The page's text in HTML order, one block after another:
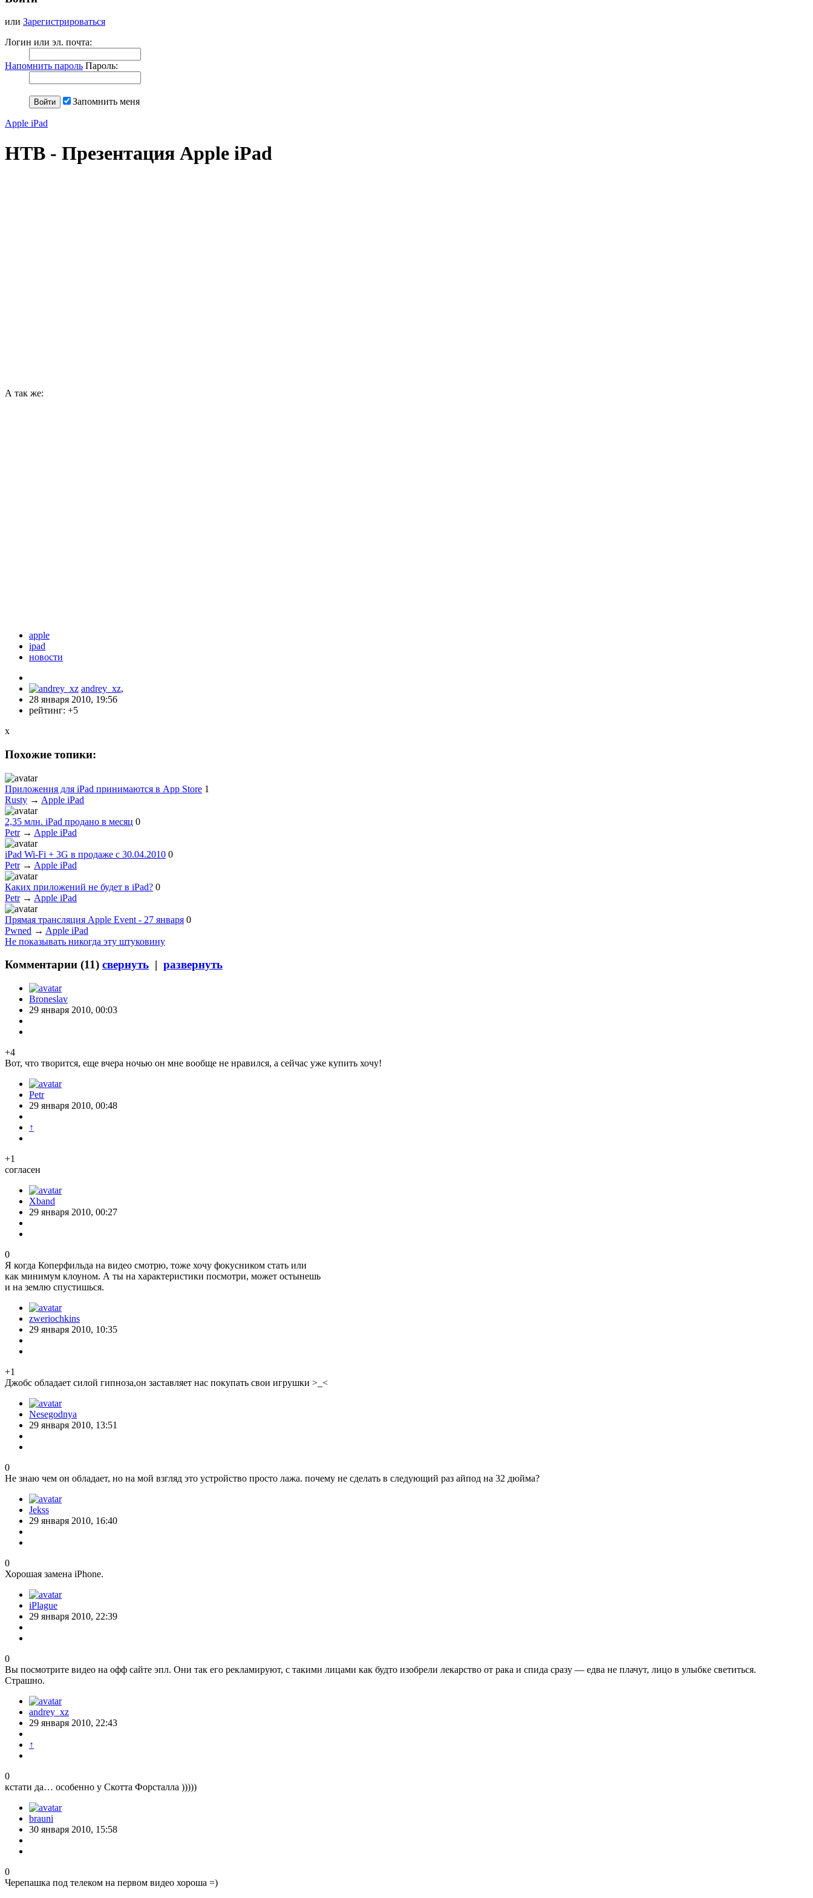
или Зарегистрироваться
Логин или эл. почта:
Напомнить пароль Пароль:
Запомнить меня
Apple iPad
НТВ - Презентация Apple iPad
А так же:
apple
ipad
новости
andrey_xz,
28 января 2010, 19:56
рейтинг: +5
x
Похожие топики:
Приложения для iPad принимаются в App Store 1
Rusty → Apple iPad
2,35 млн. iPad продано в месяц 0
Petr→ Apple iPad
iPad Wi-Fi + 3G в продаже с 30.04.2010 0
Petr→ Apple iPad
Каких приложений не будет в iPad? 0
Petr→ Apple iPad
Прямая трансляция Apple Event - 27 января 0
Pwned → Apple iPad
Не показывать никогда эту штуковину
Комментарии (11) свернуть | развернуть
Broneslav
29 января 2010, 00:03
+4
Вот, что творится, еще вчера ночью он мне вообще не нравился, а сейчас уже купить хочу!
Petr
29 января 2010, 00:48
↑
+1
согласен
Xband
29 января 2010, 00:27
0
Я когда Коперфильда на видео смотрю, тоже хочу фокусником стать или
как минимум клоуном. А ты на характеристики посмотри, может остынешь
и на землю спустишься.
zweriochkins
29 января 2010, 10:35
+1
Джобс обладает силой гипноза,он заставляет нас покупать свои игрушки >_<
Nesegodnya
29 января 2010, 13:51
0
Не знаю чем он обладает, но на мой взгляд это устройство просто лажа. почему не сделать в следующий раз айпод на 32 дюйма?
Jekss
29 января 2010, 16:40
0
Хорошая замена iPhone.
iPlague
29 января 2010, 22:39
0
Вы посмотрите видео на офф сайте эпл. Они так его рекламируют, с такими лицами как будто изобрели лекарство от рака и спида сразу — едва не плачут, лицо в улыбке светиться.
Страшно.
andrey_xz
29 января 2010, 22:43
↑
0
кстати да… особенно у Скотта Форсталла )))))
brauni
30 января 2010, 15:58
0
Черепашка под телеком на первом видео хороша =)